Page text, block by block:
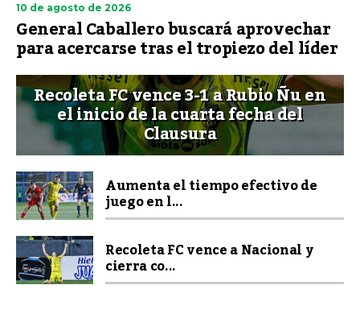
10 de agosto de 2026
General Caballero buscará aprovechar
para acercarse tras el tropiezo del líder
Recoleta FC vence 3-1 a Rubio Ñu en
el inicio de la cuarta fecha del
Clausura
Aumenta el tiempo efectivo de
juego en l...
Recoleta FC vence a Nacional y
cierra co...